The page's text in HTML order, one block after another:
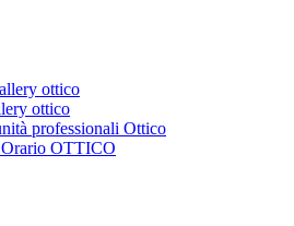
ottico
ottico
professionali Ottico
OTTICO